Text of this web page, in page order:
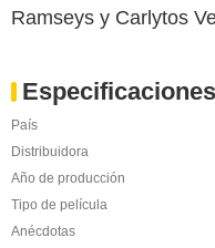
Ramseys y Carlytos
País
Distribuidora
Año de producción
Tipo de película
Anécdotas